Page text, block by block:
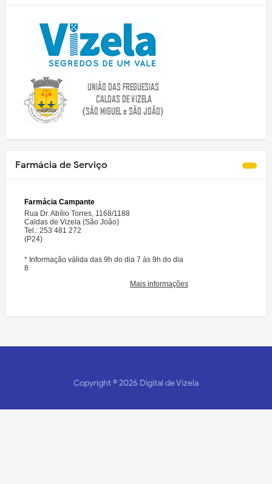
Farmácia de Serviço
Copyright ©2026 Digital de Vizela